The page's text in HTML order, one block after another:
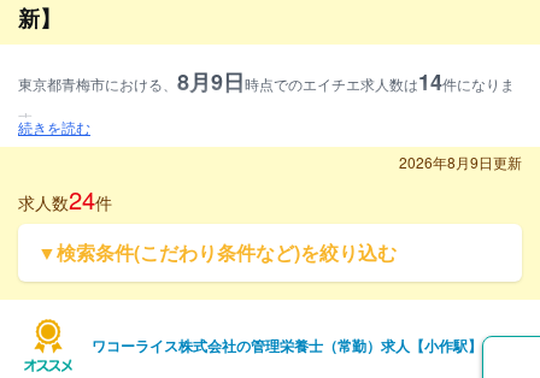
新】
東京都青梅市における、 8月9日時点でのエイチエ求人数は14件になりま
す。
募集資格別に見ると、管理栄養士求人が42.9%、栄養士求人が28.6%、調理師
雇用形態別に見ると、常勤求人が85.7%、常勤・非常勤求人が7.1%、非常勤
求人が7.1%となります。
施設形態別に見ると、病院・クリニック求人が7.1%、介護・福祉求人が35.
7%、その他求人が57.1%となります。
続きを読む
2026年8月9日更新
求人数24件
▼検索条件(こだわり条件など)を絞り込む
ワコーライス株式会社の管理栄養士（常勤）求人【小作駅】